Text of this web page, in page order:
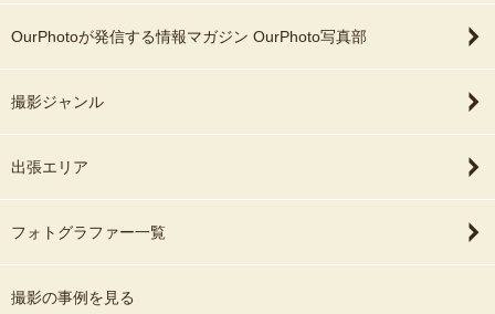
OurPhotoが発信する情報マガジン OurPhoto写真部
撮影ジャンル
出張エリア
フォトグラファー一覧
撮影の事例を見る